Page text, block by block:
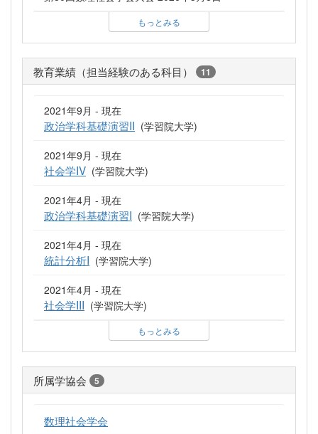
もっとみる
教育業績（担当経験のある科目） 11
2021年9月 - 現在
政治学科基礎演習II (学習院大学)
2021年9月 - 現在
社会学IV (学習院大学)
2021年4月 - 現在
政治学科基礎演習I (学習院大学)
2021年4月 - 現在
統計分析I (学習院大学)
2021年4月 - 現在
社会学III (学習院大学)
もっとみる
所属学協会 5
数理社会学会